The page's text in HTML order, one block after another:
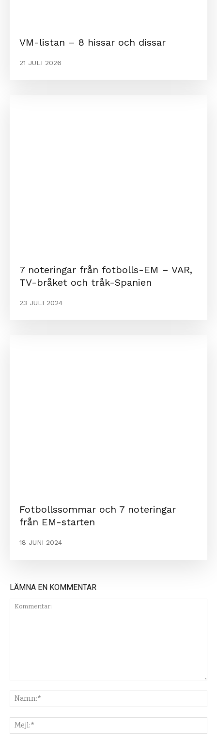
VM-listan – 8 hissar och dissar
21 JULI 2026
7 noteringar från fotbolls-EM – VAR,
TV-bråket och tråk-Spanien
23 JULI 2024
Fotbollssommar och 7 noteringar
från EM-starten
18 JUNI 2024
LÄMNA EN KOMMENTAR